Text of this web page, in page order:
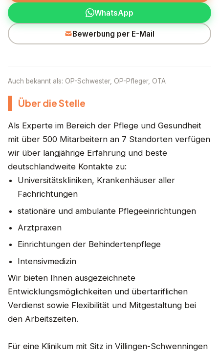
WhatsApp
Bewerbung per E-Mail
Auch bekannt als: OP-Schwester, OP-Pfleger, OTA
Über die Stelle
Als Experte im Bereich der Pflege und Gesundheit
mit über 500 Mitarbeitern an 7 Standorten verfügen
wir über langjährige Erfahrung und beste
deutschlandweite Kontakte zu:
Universitätskliniken, Krankenhäuser aller
Fachrichtungen
stationäre und ambulante Pflegeeinrichtungen
Arztpraxen
Einrichtungen der Behindertenpflege
Intensivmedizin
Wir bieten Ihnen ausgezeichnete
Entwicklungsmöglichkeiten und übertariflichen
Verdienst sowie Flexibilität und Mitgestaltung bei
den Arbeitszeiten.
Für eine Klinikum mit Sitz in Villingen-Schwenningen